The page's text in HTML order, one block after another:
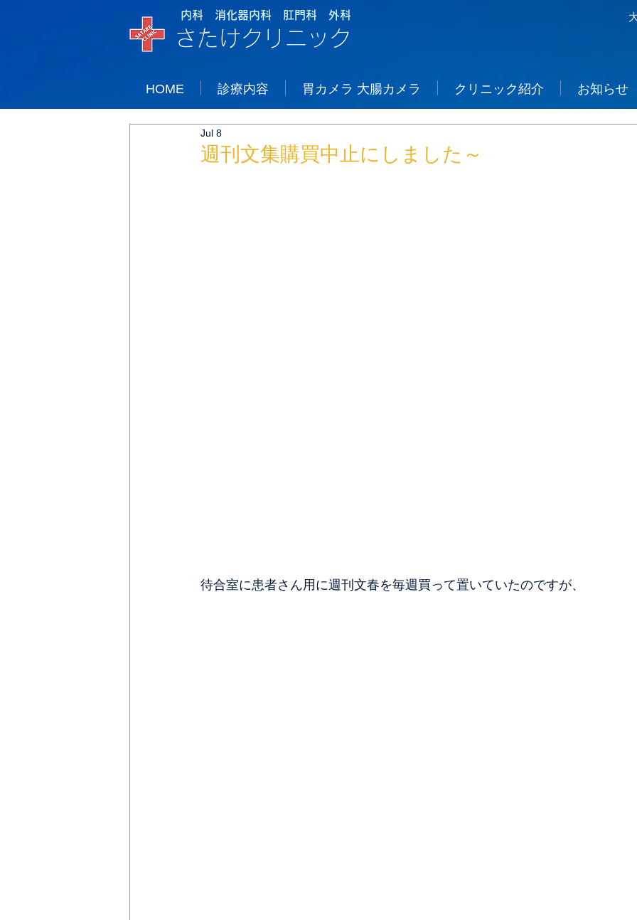
内科 消化器内科 肛門科 外科
さたけクリニック
HOME 診療内容 胃カメラ 大腸カメラ クリニック紹介 お知らせ
週刊文集購買中止にしました～
Jul 8
待合室に患者さん用に週刊文春を毎週買って置いていたのですが、